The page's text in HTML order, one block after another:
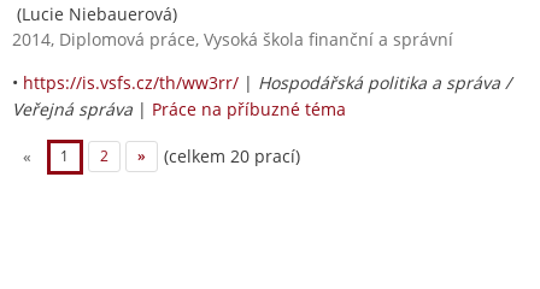
(Lucie Niebauerová)
2014, Diplomová práce, Vysoká škola finanční a správní
• https://is.vsfs.cz/th/ww3rr/ | Hospodářská politika a správa /
Veřejná správa | Práce na příbuzné téma
« 1 2 » (celkem 20 prací)